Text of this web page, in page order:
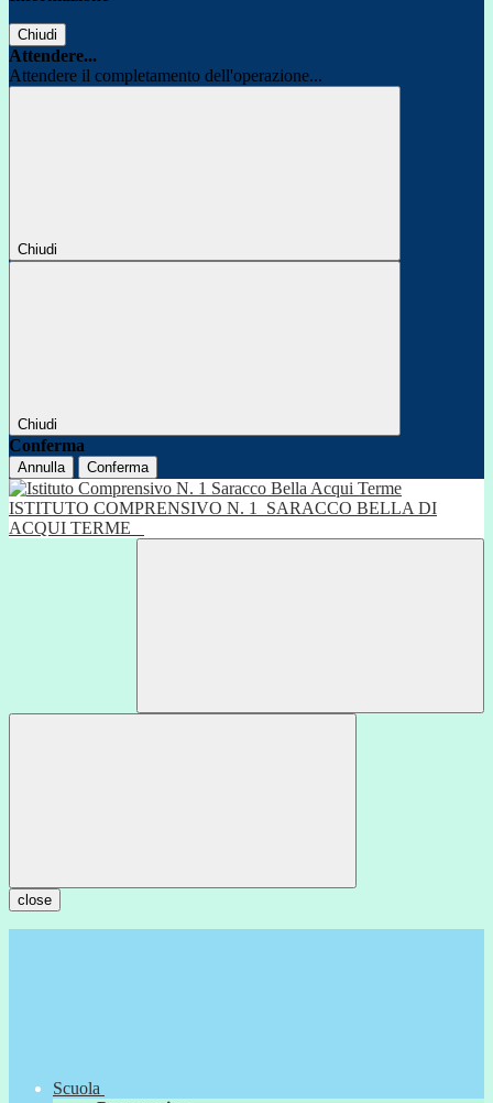
Chiudi
Attendere...
Attendere il completamento dell'operazione...
Chiudi
Chiudi
Conferma
Annulla Conferma
ISTITUTO COMPRENSIVO N. 1
SARACCO BELLA DI
ACQUI TERME
close
Scuola